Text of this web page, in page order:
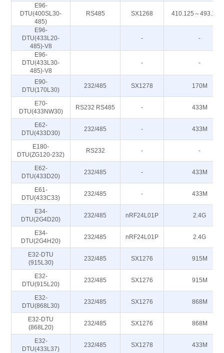
E96-
DTU(400SL30-
485)
RS485 SX1268 410.125～
E96-
DTU(433L20-
485)-V8
- -
E96-
DTU(433L30-
485)-V8
- -
E90-
DTU(170L30)
232/485 SX1278 170M
E70-
DTU(433NW30)
RS232 RS485 - 433M
E62-
DTU(433D30)
232/485 - 433M
E180-
DTU(ZG120-232)
RS232 - -
E62-
DTU(433D20)
232/485 - 433M
E61-
DTU(433C33)
232/485 - 433M
E34-
DTU(2G4D20)
232/485 nRF24L01P 2.4G
E34-
DTU(2G4H20)
232/485 nRF24L01P 2.4G
E32-DTU
(915L30)
232/485 SX1276 915M
E32-
DTU(915L20)
232/485 SX1276 915M
E32-
DTU(868L30)
232/485 SX1276 868M
E32-DTU
(868L20)
232/485 SX1276 868M
E32-
DTU(433L37)
232/485 SX1278 433M